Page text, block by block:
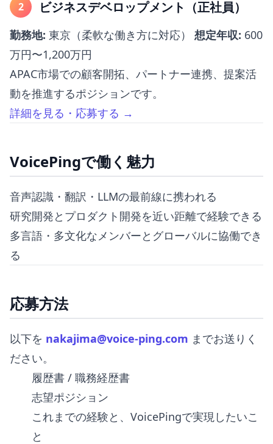
2 ビジネスデベロップメント（正社員）
勤務地: 東京（柔軟な働き方に対応） 想定年収: 600
万円〜1,200万円
APAC市場での顧客開拓、パートナー連携、提案活
動を推進するポジションです。
詳細を見る・応募する →
VoicePingで働く魅力
音声認識・翻訳・LLMの最前線に携われる
研究開発とプロダクト開発を近い距離で経験できる
多言語・多文化なメンバーとグローバルに協働でき
る
応募方法
以下を nakajima@voice-ping.com までお送りく
ださい。
履歴書 / 職務経歴書
志望ポジション
これまでの経験と、VoicePingで実現したいこ
と